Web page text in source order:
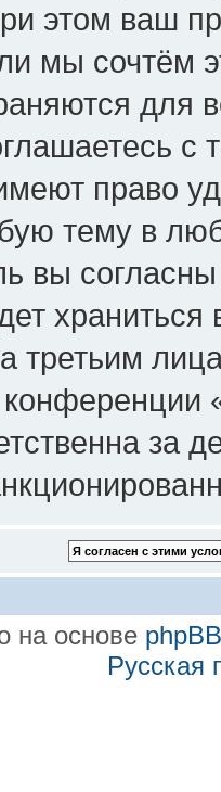
этом ваш
мы сочтём
для
право
тему в
вы
третьим
за
на основе phpBB
Русская